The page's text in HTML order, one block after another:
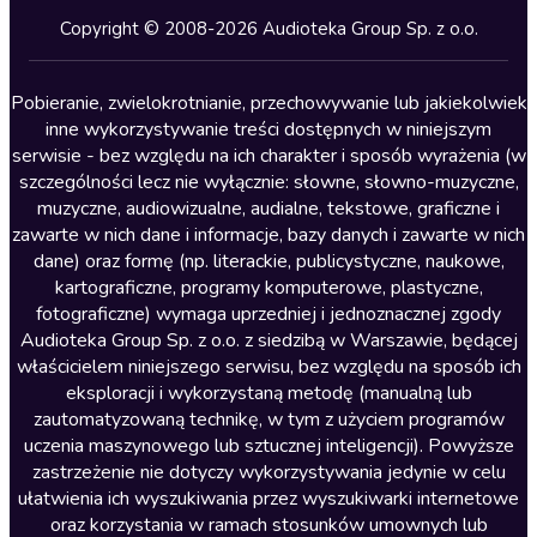
Kryminały
Lektury szkolne
Literatura anglojęzyczna
Literatura faktu
Literatura obyczajowa
Literatura piękna obca
Literatura piękna polska
Nagrania relaksacyjne
Nauka języków
Nauki humanistyczne
Podcasty i audycje
Polityka
Prasa
Copyright © 2008-2026 Audioteka Group Sp. z o.o.
Pobieranie, zwielokrotnianie, przechowywanie lub jakiekolwiek
inne wykorzystywanie treści dostępnych w niniejszym
serwisie - bez względu na ich charakter i sposób wyrażenia (w
szczególności lecz nie wyłącznie: słowne, słowno-muzyczne,
muzyczne, audiowizualne, audialne, tekstowe, graficzne i
zawarte w nich dane i informacje, bazy danych i zawarte w nich
dane) oraz formę (np. literackie, publicystyczne, naukowe,
kartograficzne, programy komputerowe, plastyczne,
fotograficzne) wymaga uprzedniej i jednoznacznej zgody
Audioteka Group Sp. z o.o. z siedzibą w Warszawie, będącej
właścicielem niniejszego serwisu, bez względu na sposób ich
eksploracji i wykorzystaną metodę (manualną lub
zautomatyzowaną technikę, w tym z użyciem programów
uczenia maszynowego lub sztucznej inteligencji). Powyższe
zastrzeżenie nie dotyczy wykorzystywania jedynie w celu
ułatwienia ich wyszukiwania przez wyszukiwarki internetowe
oraz korzystania w ramach stosunków umownych lub